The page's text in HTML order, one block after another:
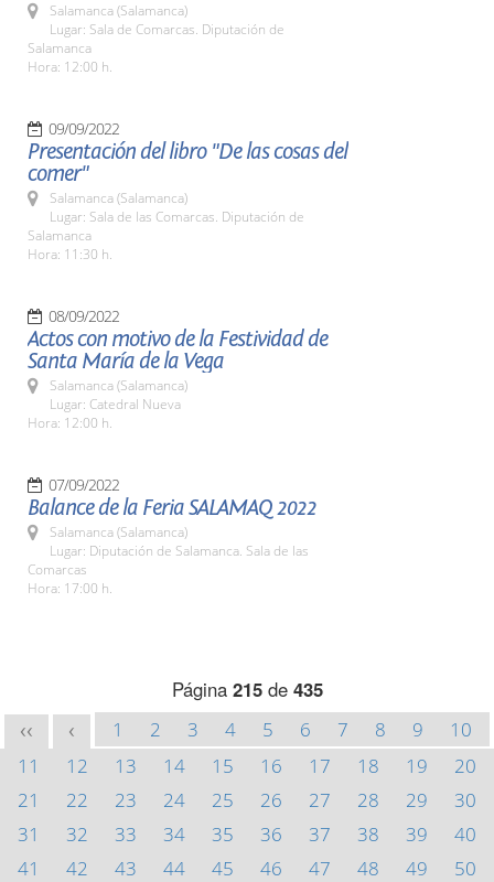
Salamanca (Salamanca)
Lugar: Sala de Comarcas. Diputación de
Salamanca
Hora: 12:00 h.
09/09/2022
Presentación del libro "De las cosas del
comer"
Salamanca (Salamanca)
Lugar: Sala de las Comarcas. Diputación de
Salamanca
Hora: 11:30 h.
08/09/2022
Actos con motivo de la Festividad de
Santa María de la Vega
Salamanca (Salamanca)
Lugar: Catedral Nueva
Hora: 12:00 h.
07/09/2022
Balance de la Feria SALAMAQ 2022
Salamanca (Salamanca)
Lugar: Diputación de Salamanca. Sala de las
Comarcas
Hora: 17:00 h.
Página 215de 435
<< < 1 2 3 4 5 6 7 8 9
10
11
12 13 14 15 16 17 18 19
20
21
22 23 24 25 26 27 28 29
30
31
32 33 34 35 36 37 38 39
40
41
42 43 44 45 46 47 48 49
50